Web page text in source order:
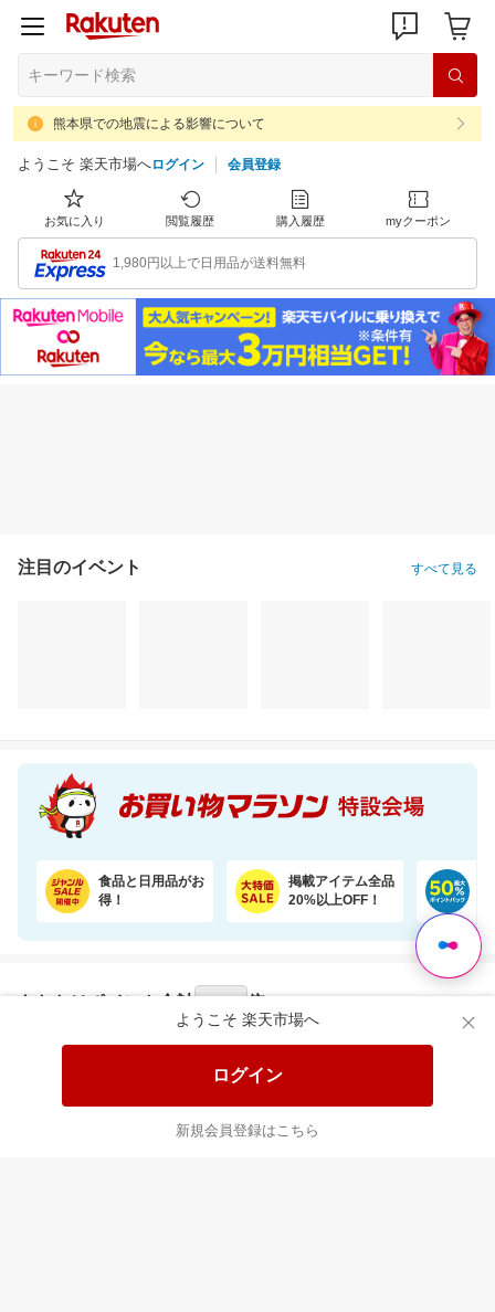
熊本県での地震による影響について
ようこそ 楽天市場へログイン 会員登録
お気に入り 閲覧履歴 購入履歴 myクーポン
1,980円以上で日用品が送料無料
ようこそ 楽天市場へ
ログイン
新規会員登録はこちら
注目のイベント すべて見る
食品と日用品がお
得！
掲載アイテム全品
20%以上OFF！
あなたはポイント 合計 倍